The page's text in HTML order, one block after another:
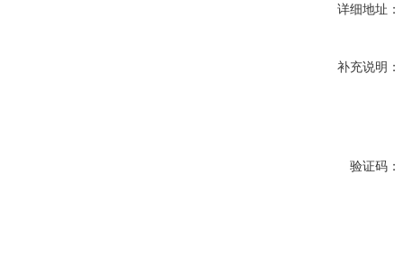
详细地址：
补充说明：
验证码：